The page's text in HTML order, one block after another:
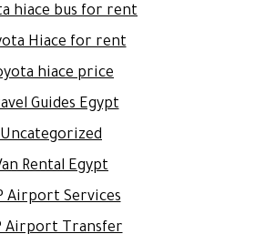
hiace bus for rent
Hiace for rent
hiace price
Guides Egypt
Uncategorized
Rental Egypt
Airport Services
Airport Transfer